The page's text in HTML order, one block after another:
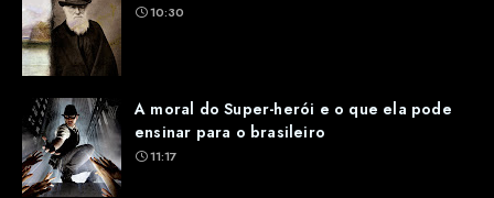
10:30
A moral do Super-herói e o que ela pode
ensinar para o brasileiro
11:17